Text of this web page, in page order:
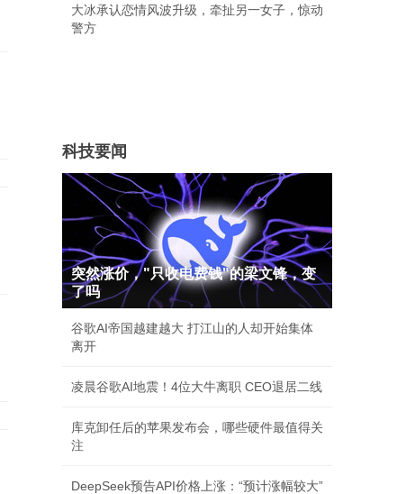
大冰承认恋情风波升级，牵扯另一女子，惊动
警方
科技要闻
突然涨价，"只收电费钱"的梁文锋，变
了吗
谷歌AI帝国越建越大 打江山的人却开始集体
离开
凌晨谷歌AI地震！4位大牛离职 CEO退居二线
库克卸任后的苹果发布会，哪些硬件最值得关
注
DeepSeek预告API价格上涨：“预计涨幅较大”